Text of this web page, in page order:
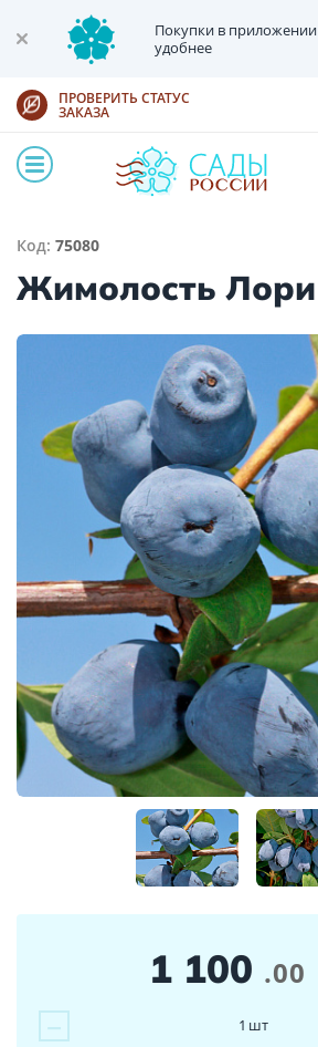
Покупки в приложении
удобнее
ПРОВЕРИТЬ СТАТУС
ЗАКАЗА
Код: 75080
Жимолость Лори
1 100 .00
− 1 шт